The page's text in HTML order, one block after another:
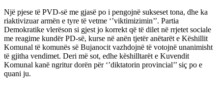
Një pjese të PVD-së me gjasë po i pengojnë sukseset tona, dhe ka
riaktivizuar armën e tyre të vetme ‘’viktimizimin’’. Partia
Demokratike vlerëson si gjest jo korrekt që të dilet në rrjetet sociale
me reagime kundër PD-së, kurse në anën tjetër anëtarët e Këshillit
Komunal të komunës së Bujanocit vazhdojnë të votojnë unanimisht
të gjitha vendimet. Deri më sot, edhe këshilltarët e Kuvendit
Komunal kanë ngritur dorën për ‘’diktatorin provincial’’ siç po e
quani ju.